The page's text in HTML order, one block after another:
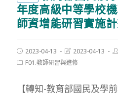
年度高級中等學校
師資增能研習實施計
Post
published:
2023-04-13
Post
last
modified:
2023-04-13
PostF01.教師研習與進修
【轉知-教育部國民及